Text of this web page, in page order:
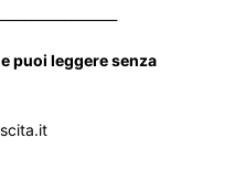
puoi leggere senza